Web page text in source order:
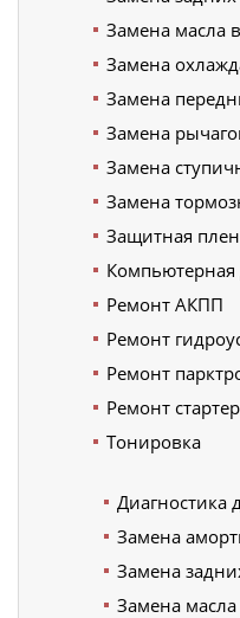
Замена масла
Замена
Замена
Замена
Замена
Замена
Защитная
Компьютерная
Ремонт АКПП
Ремонт
Ремонт
Ремонт
Тонировка
Диагностика
Замена
Замена
Замена масла